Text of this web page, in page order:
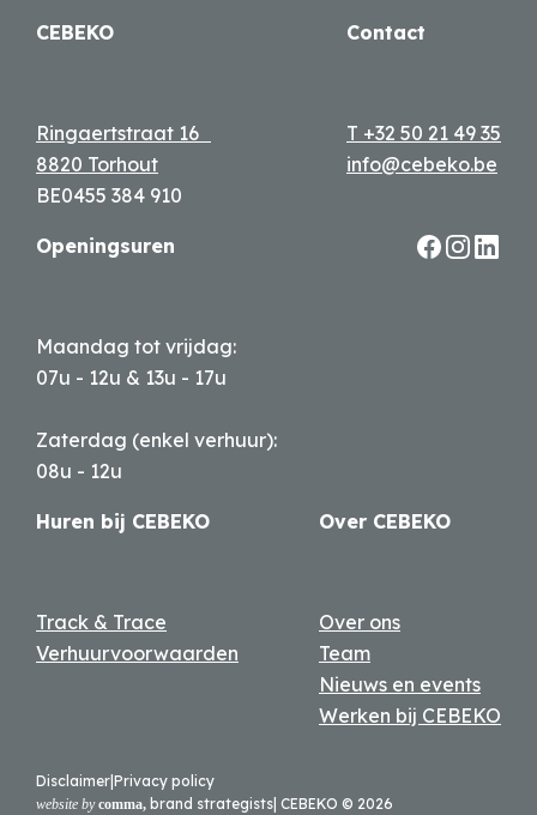
CEBEKO
Ringaertstraat 16
8820 Torhout
BE0455 384 910
Contact
T +32 50 21 49 35
info@cebeko.be
Openingsuren
Maandag tot vrijdag:
07u - 12u & 13u - 17u
Zaterdag (enkel verhuur):
08u - 12u
Huren bij CEBEKO
Track & Trace
Verhuurvoorwaarden
Over CEBEKO
Over ons
Team
Nieuws en events
Werken bij CEBEKO
Disclaimer Privacy policy
website by comma, brand strategists | CEBEKO © 2026